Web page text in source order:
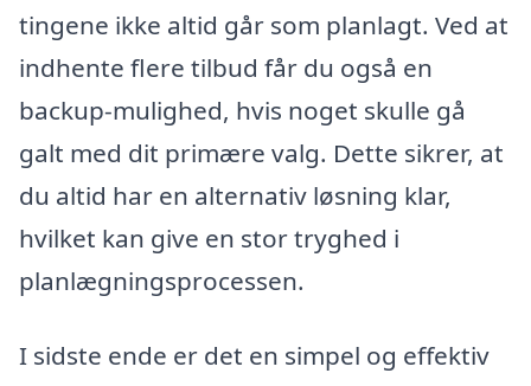
tingene ikke altid går som planlagt. Ved at
indhente flere tilbud får du også en
backup-mulighed, hvis noget skulle gå
galt med dit primære valg. Dette sikrer, at
du altid har en alternativ løsning klar,
hvilket kan give en stor tryghed i
planlægningsprocessen.
I sidste ende er det en simpel og effektiv